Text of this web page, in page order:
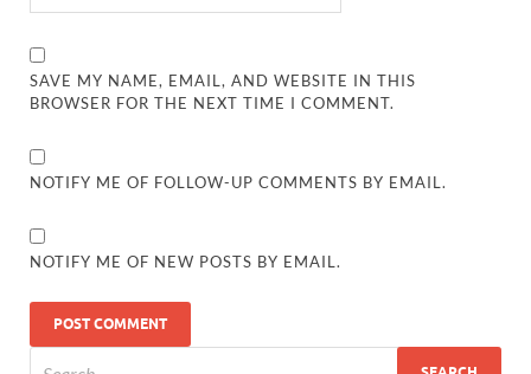
SAVE MY NAME, EMAIL, AND WEBSITE IN THIS
BROWSER FOR THE NEXT TIME I COMMENT.
NOTIFY ME OF FOLLOW-UP COMMENTS BY EMAIL.
NOTIFY ME OF NEW POSTS BY EMAIL.